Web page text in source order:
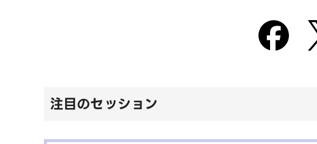
注目のセッション